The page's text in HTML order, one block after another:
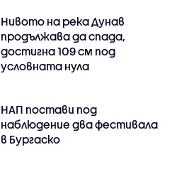
Нивото на река Дунав
продължава да спада,
достигна 109 см под
условната нула
НАП постави под
наблюдение два фестивала
в Бургаско